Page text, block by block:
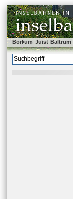
Borkum Juist Baltrum